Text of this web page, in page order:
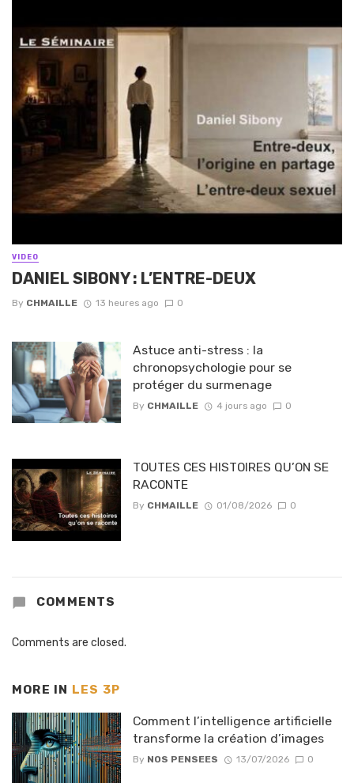
VIDEO
DANIEL SIBONY : L’ENTRE-DEUX
By CHMAILLE 13 heures ago 0
Astuce anti-stress : la
chronopsychologie pour se
protéger du surmenage
By CHMAILLE 4 jours ago 0
TOUTES CES HISTOIRES QU’ON SE
RACONTE
By CHMAILLE 01/08/2026 0
COMMENTS
Comments are closed.
MORE IN LES 3P
Comment l’intelligence artificielle
transforme la création d’images
By NOS PENSEES 13/07/2026 0